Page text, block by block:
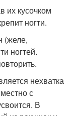
их кусочком
ногти.
(желе,
ногтей.
нехватка
с
В